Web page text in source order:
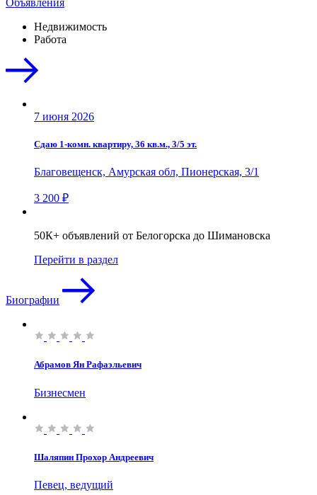
Недвижимость
Работа
7 июня 2026
Сдаю 1-комн. квартиру, 36 кв.м., 3/5 эт.
Благовещенск, Амурская обл, Пионерская, 3/1
3 200 ₽
50К+ объявлений от Белогорска до Шимановска
Перейти в раздел
Биографии
Абрамов Ян Рафаэльевич
Бизнесмен
Шаляпин Прохор Андреевич
Певец, ведущий